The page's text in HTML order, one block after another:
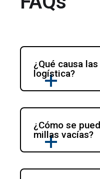
¿Qué causa
logística?
¿Cómo se
millas vacías?